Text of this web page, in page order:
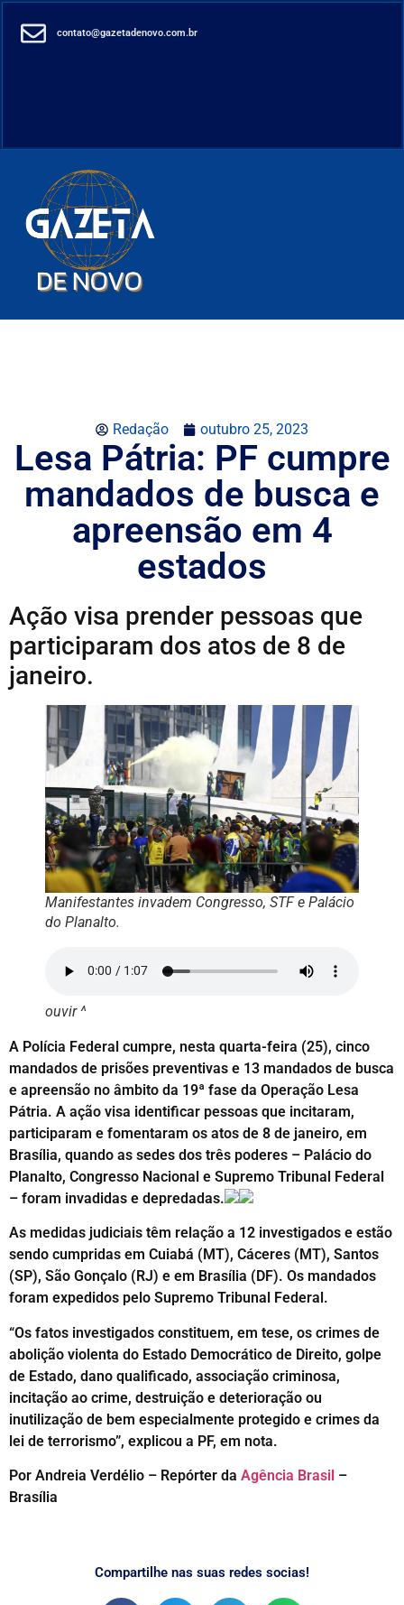
contato@gazetadenovo.com.br
Redação outubro 25, 2023
Lesa Pátria: PF cumpre
mandados de busca e
apreensão em 4
estados
Ação visa prender pessoas que
participaram dos atos de 8 de
janeiro.
Manifestantes invadem Congresso, STF e Palácio
do Planalto.
ouvir ^
A Polícia Federal cumpre, nesta quarta-feira (25), cinco
mandados de prisões preventivas e 13 mandados de busca
e apreensão no âmbito da 19ª fase da Operação Lesa
Pátria. A ação visa identificar pessoas que incitaram,
participaram e fomentaram os atos de 8 de janeiro, em
Brasília, quando as sedes dos três poderes – Palácio do
Planalto, Congresso Nacional e Supremo Tribunal Federal
– foram invadidas e depredadas.
As medidas judiciais têm relação a 12 investigados e estão
sendo cumpridas em Cuiabá (MT), Cáceres (MT), Santos
(SP), São Gonçalo (RJ) e em Brasília (DF). Os mandados
foram expedidos pelo Supremo Tribunal Federal.
“Os fatos investigados constituem, em tese, os crimes de
abolição violenta do Estado Democrático de Direito, golpe
de Estado, dano qualificado, associação criminosa,
incitação ao crime, destruição e deterioração ou
inutilização de bem especialmente protegido e crimes da
lei de terrorismo”, explicou a PF, em nota.
Por Andreia Verdélio – Repórter da Agência Brasil –
Brasília
Compartilhe nas suas redes socias!